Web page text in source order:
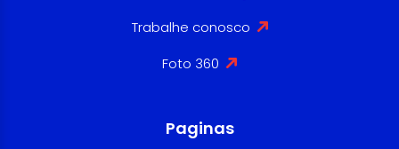
Trabalhe conosco
Foto 360
Paginas